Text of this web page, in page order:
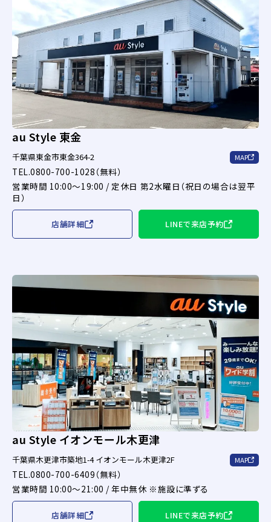
au Style 東金
千葉県東金市東金364-2 MAP
TEL.0800-700-1028（無料）
営業時間 10:00～19:00 / 定休日 第2水曜日（祝日の場合は翌平
日）
店舗詳細 LINEで来店予約
au Style イオンモール木更津
千葉県木更津市築地1-4 イオンモール木更津2F MAP
TEL.0800-700-6409（無料）
営業時間 10:00～21:00 / 年中無休 ※施設に準ずる
店舗詳細 LINEで来店予約